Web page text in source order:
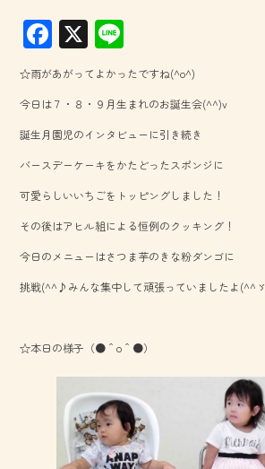
F
ac
e
b
o
ok
X
ne
☆雨があがってよかったですね(^o^)
今日は７・８・９月生まれのお誕生会(^^)v
誕生月園児のインタビューに引き続き
バースデーケーキをかたどったスポンジに
可愛らしいいちごをトッピングしました！
その後はアヒル組による恒例のクッキング！
今日のメニューはさつま芋のきな粉ダンゴに
挑戦(^^♪みんな集中して頑張っていましたよ(^^ゞ
☆本日の様子（●＾o＾●）